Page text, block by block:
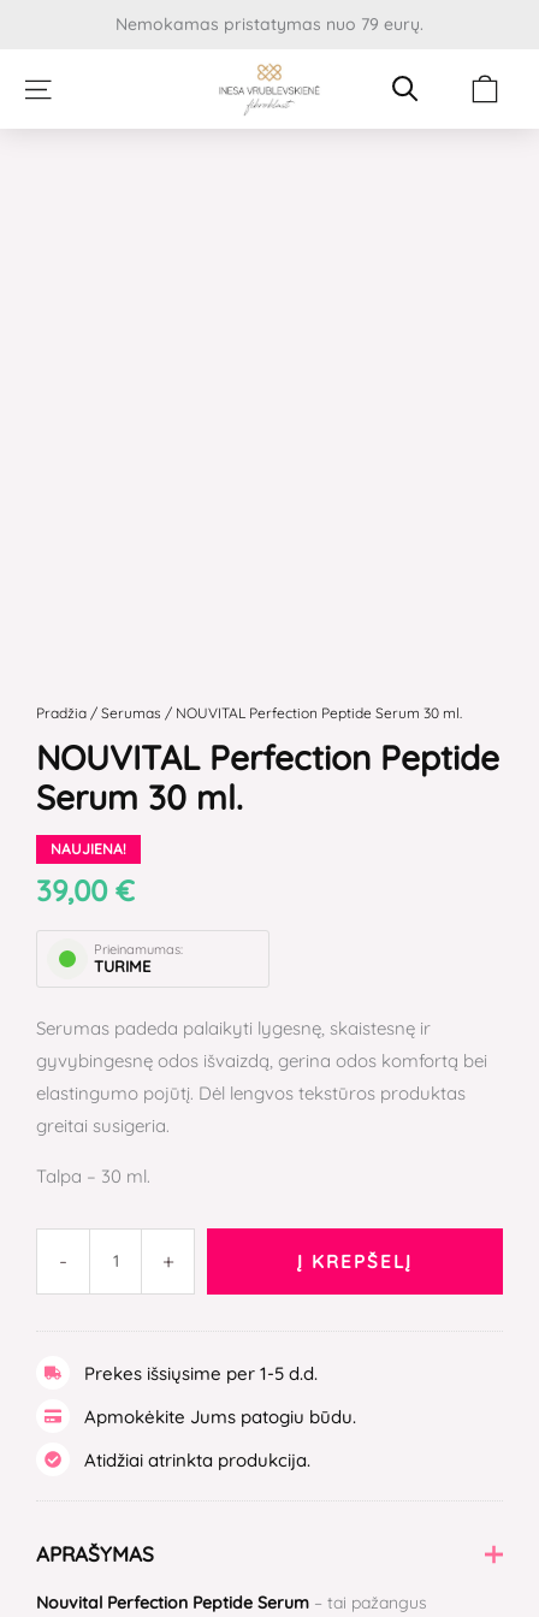
Nemokamas pristatymas nuo 79 eurų.
Cart
Pradžia / Serumas / NOUVITAL Perfection Peptide Serum 30 ml.
NOUVITAL Perfection Peptide
Serum 30 ml.
NAUJIENA!
39,00 €
Prieinamumas:
TURIME
Serumas padeda palaikyti lygesnę, skaistesnę ir
gyvybingesnę odos išvaizdą, gerina odos komfortą bei
elastingumo pojūtį. Dėl lengvos tekstūros produktas
greitai susigeria.
Talpa – 30 ml.
-
kiekis:
NOUVITAL
Perfection
Peptide
Serum
30
ml.
+ Į KREPŠELĮ
Prekes išsiųsime per 1-5 d.d.
Apmokėkite Jums patogiu būdu.
Atidžiai atrinkta produkcija.
APRAŠYMAS
Nouvital Perfection Peptide Serum – tai pažangus